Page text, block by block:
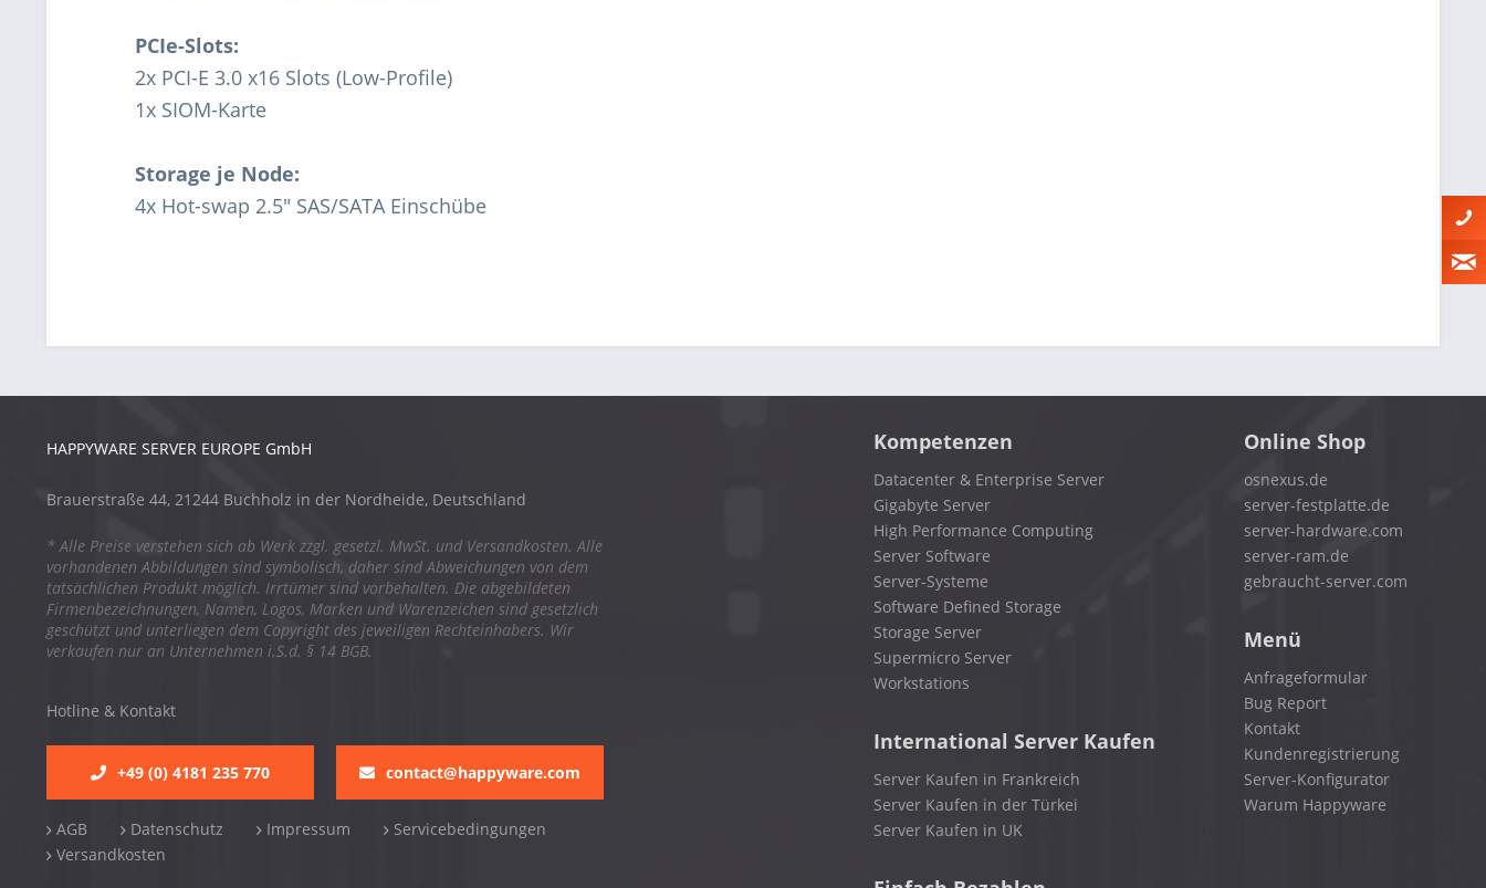
PCIe-Slots:
2x PCI-E 3.0 x16 Slots (Low-Profile)
1x SIOM-Karte
Storage je Node:
4x Hot-swap 2.5" SAS/SATA Einschübe
HAPPYWARE SERVER EUROPE GmbH
Brauerstraße 44, 21244 Buchholz in der Nordheide, Deutschland
* Alle Preise verstehen sich ab Werk zzgl. gesetzl. MwSt. und Versandkosten. Alle
vorhandenen Abbildungen sind symbolisch, daher sind Abweichungen von dem
tatsächlichen Produkt möglich. Irrtümer sind vorbehalten. Die abgebildeten
Firmenbezeichnungen, Namen, Logos, Marken und Warenzeichen sind gesetzlich
geschützt und unterliegen dem Copyright des jeweiligen Rechteinhabers. Wir
verkaufen nur an Unternehmen i.S.d. § 14 BGB.
Hotline & Kontakt
+49 (0) 4181 235 770 contact@happyware.com
AGB Datenschutz Impressum
Servicebedingungen
Versandkosten
Kompetenzen
Datacenter & Enterprise Server
Gigabyte Server
High Performance Computing
Server Software
Server-Systeme
Software Defined Storage
Storage Server
Supermicro Server
Workstations
International Server Kaufen
Server Kaufen in Frankreich
Server Kaufen in der Türkei
Server Kaufen in UK
Online Shop
osnexus.de
server-festplatte.de
server-hardware.com
server-ram.de
gebraucht-server.com
Menü
Anfrageformular
Bug Report
Kontakt
Kundenregistrierung
Server-Konfigurator
Warum Happyware